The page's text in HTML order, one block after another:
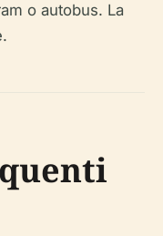
o autobus. La